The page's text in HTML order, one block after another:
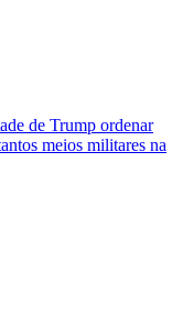
de Trump ordenar
meios militares na